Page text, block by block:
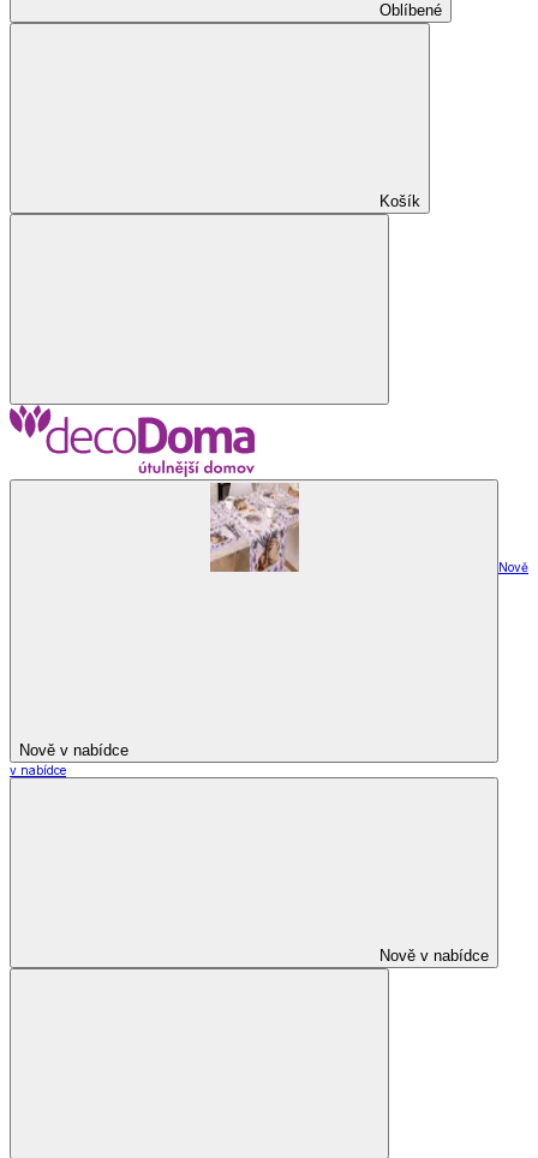
Oblíbené
Košík
Nově v nabídce
Nově
v nabídce
Nově v nabídce